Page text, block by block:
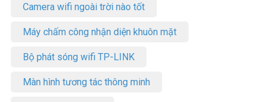
Camera wifi ngoài trời nào tốt
Máy chấm công nhận diện khuôn mặt
Bộ phát sóng wifi TP-LINK
Màn hình tương tác thông minh